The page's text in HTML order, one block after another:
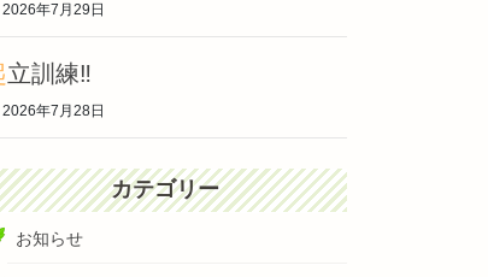
2026年7月29日
起立訓練‼️
2026年7月28日
カテゴリー
お知らせ